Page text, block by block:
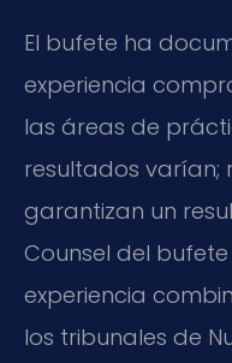
El bufete ha
experiencia
las áreas de
resultados varían;
garantizan un
Counsel del
experiencia
los tribunales de